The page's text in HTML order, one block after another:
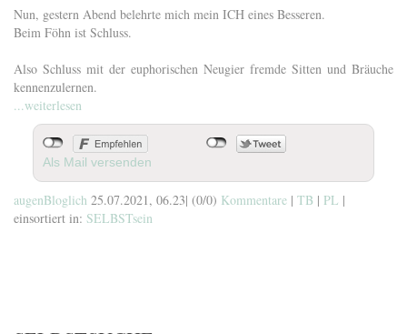
Nun, gestern Abend belehrte mich mein ICH eines Besseren.
Beim Föhn ist Schluss.
Also Schluss mit der euphorischen Neugier fremde Sitten und Bräuche
kennenzulernen.
...weiterlesen
Als Mail versenden
augenBloglich 25.07.2021, 06.23| (0/0) Kommentare | TB | PL |
einsortiert in: SELBSTsein